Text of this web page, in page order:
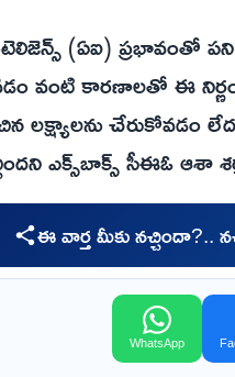
(ఏఐ) ప్రభావంతో
వంటి కారణాలతో ఈ నిర్ణయం
లక్ష్యాలను చేరుకోవడం
ఎక్స్‌బాక్స్ సీఈఓ ఆశా
ఈ వార్త మీకు నచ్చిందా?..
WhatsApp